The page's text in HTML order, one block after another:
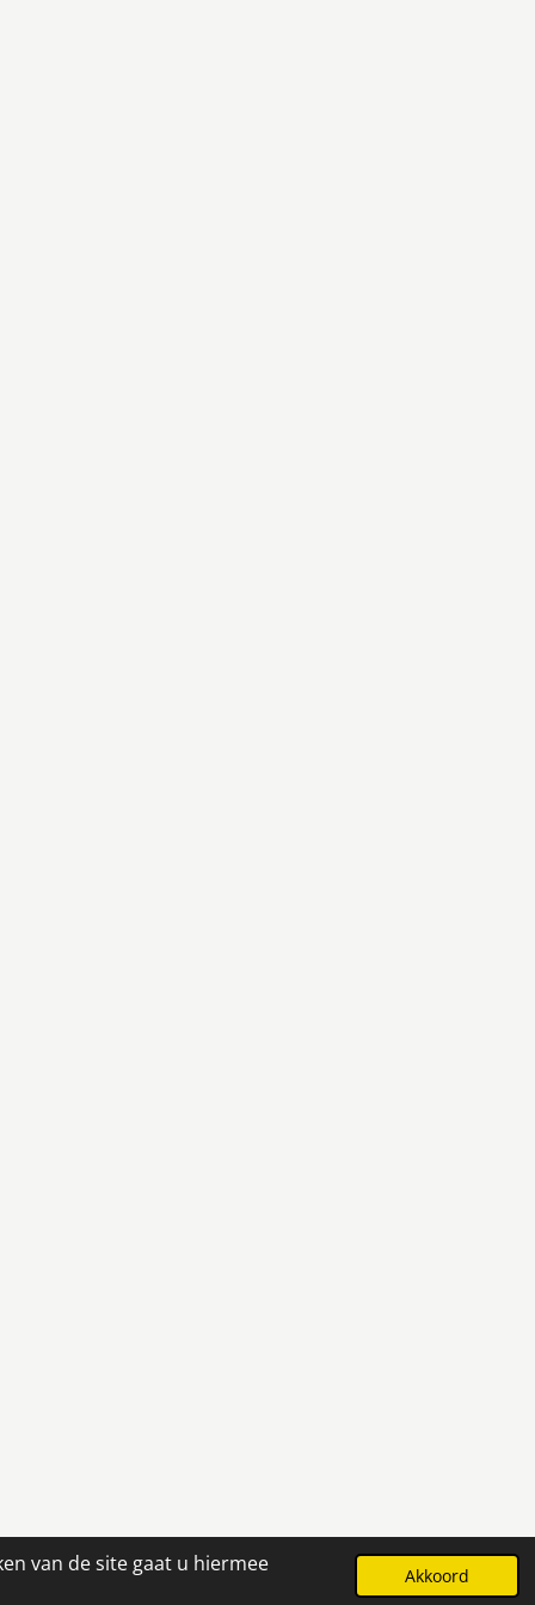
van de site gaat u hiermee
Akkoord
Powered byJouwWeb